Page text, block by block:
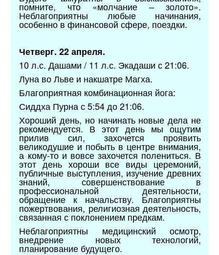
помните, что «молчание – золото».
Неблагоприятны любые начинания,
особенно в финансовой сфере, поездки.
Четверг. 22 апреля.
10 л.с. Дашами / 11 л.с. Экадаши с 21:06.
Луна во Льве и накшатре Магха.
Благоприятная комбинационная йога:
Сиддха Пурна с 5:54 до 21:06.
Хороший день, но начинать новые дела не
рекомендуется. В этот день мы ощутим
прилив сил, захочется проявить
великодушие и побыть в центре внимания,
а кому-то и вовсе захочется полениться. В
этот день хороши все виды церемоний,
публичные выступления, изучение древних
знаний, совершенствование в
профессиональной деятельности,
обращение к начальству. Благоприятны
пожертвования, религиозная деятельность,
связанная с поклонением предкам.
Неблагоприятны медицинский осмотр,
внедрение новых технологий,
планирование будущего.